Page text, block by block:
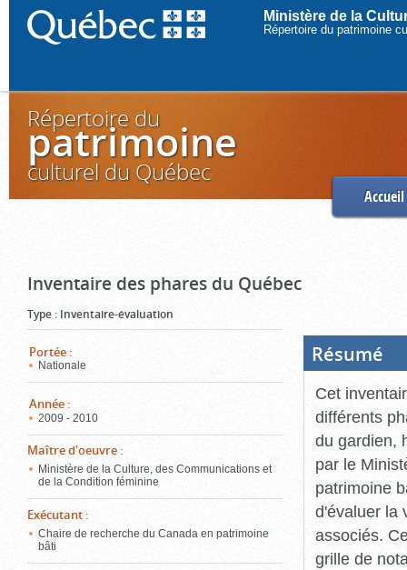
Ministère de la
Répertoire du patrimoine
Répertoire du
patrimoine
culturel du Québec
Accueil
Inventaire des phares du Québec
Type : Inventaire-évaluation
Portée :
Nationale
Année :
2009 - 2010
Maître d'oeuvre :
Ministère de la Culture, des Communications et
de la Condition féminine
Exécutant :
Chaire de recherche du Canada en patrimoine
bâti
Résumé
Cet
différents
du gardien,
par le
patrimoine
d'évaluer la
associés.
grille de